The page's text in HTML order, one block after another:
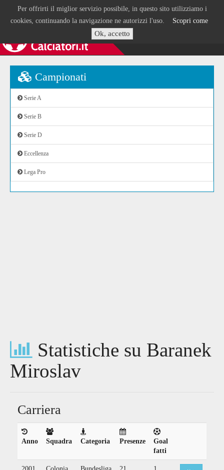
Per offrirti il miglior servizio possibile, in questo sito utilizziamo i
cookies, continuando la navigazione ne autorizzi l'uso. Scopri come
Ok, accetto
Campionati
Serie A
Serie B
Serie D
Eccellenza
Lega Pro
Statistiche su Baranek
Miroslav
Carriera
Anno Squadra Categoria Presenze
Goal
fatti
2001
Colonia
Bundesliga 21 1